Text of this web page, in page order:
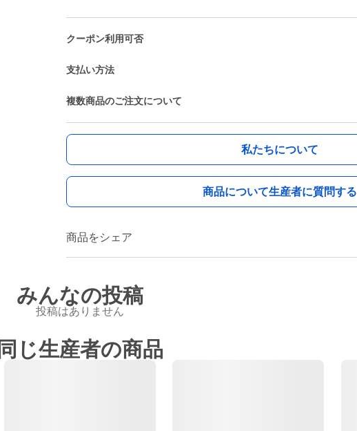
クーポン利用可否
支払い方法
複数商品のご注文について
私たちについて
商品について生産者に質問する
商品をシェア
みんなの投稿
投稿はありません
同じ生産者の商品